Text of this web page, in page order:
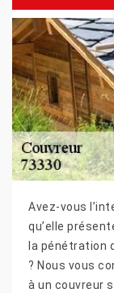
Avez-vous
qu’elle
la pénétration
? Nous vous
à un couvreur